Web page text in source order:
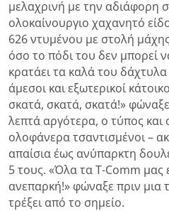
μελαχρινή με την αδιάφορη
ολοκαίνουργιο χαχανητό
626 ντυμένου με στολή
όσο το πόδι του δεν μπορεί
κρατάει τα καλά του
άμεσοι και εξωτερικοί
σκατά, σκατά, σκατά!»
λεπτά αργότερα, ο τύπος και
ολοφάνερα τσαντισμένοι –
απαίσια έως ανύπαρκτη
5 τους. «Όλα τα T-Comm μας
ανεπαρκή!» φώναξε πριν μια
τρέξει από το σημείο.